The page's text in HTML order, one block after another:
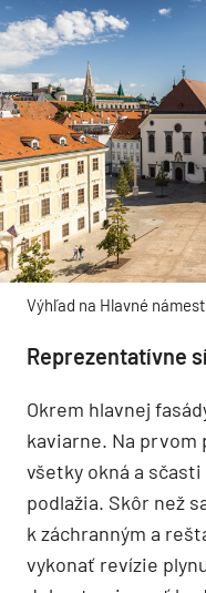
Výhľad na Hlavné
Reprezentatívne
Okrem hlavnej
kaviarne. Na
všetky okná a
podlažia. Skôr než
k záchranným a
vykonať revízie